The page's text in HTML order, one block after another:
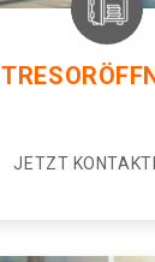
JETZT